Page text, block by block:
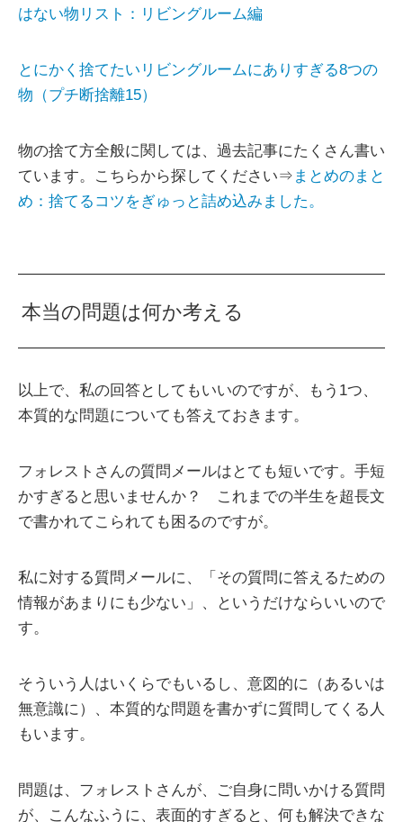
はない物リスト：リビングルーム編
とにかく捨てたいリビングルームにありすぎる8つの
物（プチ断捨離15）
物の捨て方全般に関しては、過去記事にたくさん書い
ています。こちらから探してください⇒ まとめのまと
め：捨てるコツをぎゅっと詰め込みました。
本当の問題は何か考える
以上で、私の回答としてもいいのですが、もう1つ、
本質的な問題についても答えておきます。
フォレストさんの質問メールはとても短いです。手短
かすぎると思いませんか？ これまでの半生を超長文
で書かれてこられても困るのですが。
私に対する質問メールに、「その質問に答えるための
情報があまりにも少ない」、というだけならいいので
す。
そういう人はいくらでもいるし、意図的に（あるいは
無意識に）、本質的な問題を書かずに質問してくる人
もいます。
問題は、フォレストさんが、ご自身に問いかける質問
が、こんなふうに、表面的すぎると、何も解決できな